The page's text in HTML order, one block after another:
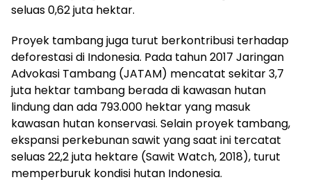
seluas 0,62 juta hektar.
Proyek tambang juga turut berkontribusi terhadap
deforestasi di Indonesia. Pada tahun 2017 Jaringan
Advokasi Tambang (JATAM) mencatat sekitar 3,7
juta hektar tambang berada di kawasan hutan
lindung dan ada 793.000 hektar yang masuk
kawasan hutan konservasi. Selain proyek tambang,
ekspansi perkebunan sawit yang saat ini tercatat
seluas 22,2 juta hektare (Sawit Watch, 2018), turut
memperburuk kondisi hutan Indonesia.